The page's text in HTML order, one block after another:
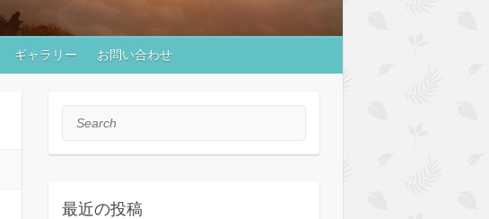
ギャラリー お問い合わせ
Search
最近の投稿